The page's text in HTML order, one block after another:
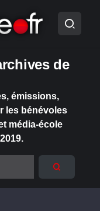
de
émissions,
les bénévoles
média-école